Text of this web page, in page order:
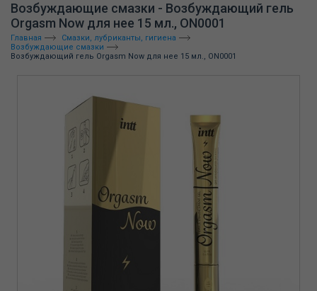
Возбуждающие смазки - Возбуждающий гель
Orgasm Now для нее 15 мл., ON0001
Главная
Смазки, лубриканты, гигиена
Возбуждающие смазки
Возбуждающий гель Orgasm Now для нее 15 мл., ON0001